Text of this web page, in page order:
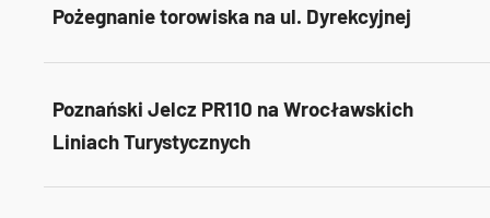
Pożegnanie torowiska na ul. Dyrekcyjnej
Poznański Jelcz PR110 na Wrocławskich
Liniach Turystycznych